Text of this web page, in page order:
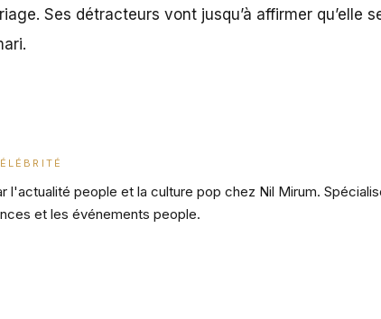
Ses détracteurs vont jusqu’à affirmer qu’elle
l'actualité people et la culture pop chez Nil Mirum.
et les événements people.